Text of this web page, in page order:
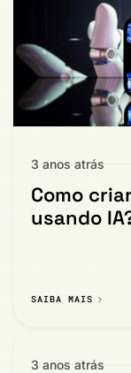
3 anos atrás
Como
usando
SAIBA MAIS
3 anos atrás